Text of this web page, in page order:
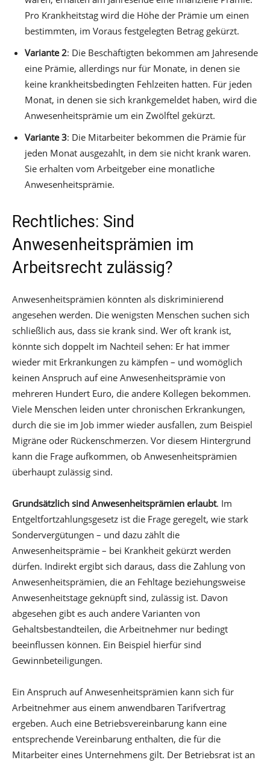
Pro Krankheitstag wird die Höhe der Prämie um einen
bestimmten, im Voraus festgelegten Betrag gekürzt.
Variante 2: Die Beschäftigten bekommen am Jahresende
eine Prämie, allerdings nur für Monate, in denen sie
keine krankheitsbedingten Fehlzeiten hatten. Für jeden
Monat, in denen sie sich krankgemeldet haben, wird die
Anwesenheitsprämie um ein Zwölftel gekürzt.
Variante 3: Die Mitarbeiter bekommen die Prämie für
jeden Monat ausgezahlt, in dem sie nicht krank waren.
Sie erhalten vom Arbeitgeber eine monatliche
Anwesenheitsprämie.
Rechtliches: Sind
Anwesenheitsprämien im
Arbeitsrecht zulässig?
Anwesenheitsprämien könnten als diskriminierend
angesehen werden. Die wenigsten Menschen suchen sich
schließlich aus, dass sie krank sind. Wer oft krank ist,
könnte sich doppelt im Nachteil sehen: Er hat immer
wieder mit Erkrankungen zu kämpfen – und womöglich
keinen Anspruch auf eine Anwesenheitsprämie von
mehreren Hundert Euro, die andere Kollegen bekommen.
Viele Menschen leiden unter chronischen Erkrankungen,
durch die sie im Job immer wieder ausfallen, zum Beispiel
Migräne oder Rückenschmerzen. Vor diesem Hintergrund
kann die Frage aufkommen, ob Anwesenheitsprämien
überhaupt zulässig sind.
Grundsätzlich sind Anwesenheitsprämien erlaubt. Im
Entgeltfortzahlungsgesetz ist die Frage geregelt, wie stark
Sondervergütungen – und dazu zählt die
Anwesenheitsprämie – bei Krankheit gekürzt werden
dürfen. Indirekt ergibt sich daraus, dass die Zahlung von
Anwesenheitsprämien, die an Fehltage beziehungsweise
Anwesenheitstage geknüpft sind, zulässig ist. Davon
abgesehen gibt es auch andere Varianten von
Gehaltsbestandteilen, die Arbeitnehmer nur bedingt
beeinflussen können. Ein Beispiel hierfür sind
Gewinnbeteiligungen.
Ein Anspruch auf Anwesenheitsprämien kann sich für
Arbeitnehmer aus einem anwendbaren Tarifvertrag
ergeben. Auch eine Betriebsvereinbarung kann eine
entsprechende Vereinbarung enthalten, die für die
Mitarbeiter eines Unternehmens gilt. Der Betriebsrat ist an